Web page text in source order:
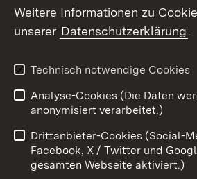
X / Twitter
Youtube
Impressum
Kontakt
Barrierefreiheit
Cookies
Weitere Informationen zu
unserer Datenschutzerklärung.
Technisch notwendige Cookies
Analyse-Cookies (Die Daten
anonymisiert verarbeitet.)
Drittanbieter-Cookies (Social-
Facebook, X / Twitter und
gesamten Webseite aktiviert.)